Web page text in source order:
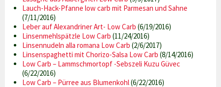
Lauch-Hack-Pfanne low carb mit Parmesan und Sahne
(7/11/2016)
Leber auf Alexandriner Art- Low Carb (6/19/2016)
Linsenmehlspätzle Low Carb (11/24/2016)
Linsennudeln alla romana Low Carb (2/6/2017)
Linsenspaghetti mit Chorizo-Salsa Low Carb (8/14/2016)
Low Carb – Lammschmortopf -Sebszeli Kuzu Güvec
(6/22/2016)
Low Carb – Pürree aus Blumenkohl(6/22/2016)